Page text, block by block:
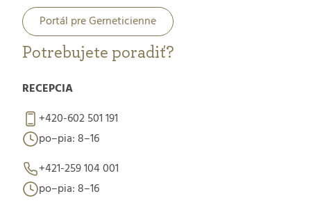
Portál pre Gerneticienne
Potrebujete poradiť?
RECEPCIA
+420-602 501 191
po–pia: 8–16
+421-259 104 001
po–pia: 8–16